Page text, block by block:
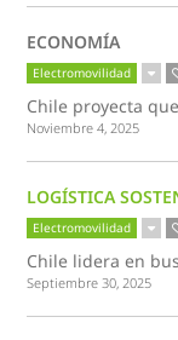
ECONOMÍA
Electromovilidad
Chile proyecta
Noviembre 4, 2025
LOGÍSTICA
Electromovilidad
Chile lidera en
Septiembre 30, 2025